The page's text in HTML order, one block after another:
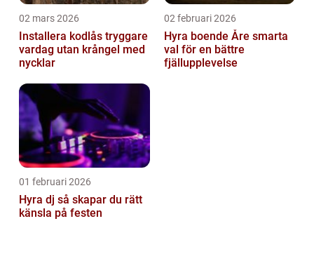
02 mars 2026
Installera kodlås tryggare
vardag utan krångel med
nycklar
02 februari 2026
Hyra boende Åre smarta
val för en bättre
fjällupplevelse
01 februari 2026
Hyra dj så skapar du rätt
känsla på festen